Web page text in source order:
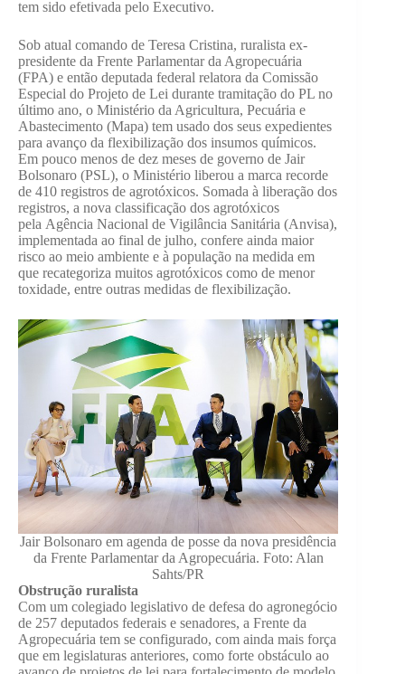
tem sido efetivada pelo Executivo.
Sob atual comando de Teresa Cristina, ruralista ex-
presidente da Frente Parlamentar da Agropecuária
(FPA) e então deputada federal relatora da Comissão
Especial do Projeto de Lei durante tramitação do PL no
último ano, o Ministério da Agricultura, Pecuária e
Abastecimento (Mapa) tem usado dos seus expedientes
para avanço da flexibilização dos insumos químicos.
Em pouco menos de dez meses de governo de Jair
Bolsonaro (PSL), o Ministério liberou a marca recorde
de 410 registros de agrotóxicos. Somada à liberação dos
registros, a nova classificação dos agrotóxicos
pela Agência Nacional de Vigilância Sanitária (Anvisa),
implementada ao final de julho, confere ainda maior
risco ao meio ambiente e à população na medida em
que recategoriza muitos agrotóxicos como de menor
toxidade, entre outras medidas de flexibilização.
Jair Bolsonaro em agenda de posse da nova presidência
da Frente Parlamentar da Agropecuária. Foto: Alan
Sahts/PR
Obstrução ruralista
Com um colegiado legislativo de defesa do agronegócio
de 257 deputados federais e senadores, a Frente da
Agropecuária tem se configurado, com ainda mais força
que em legislaturas anteriores, como forte obstáculo ao